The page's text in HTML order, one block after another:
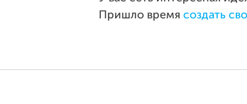
Пришло время создать